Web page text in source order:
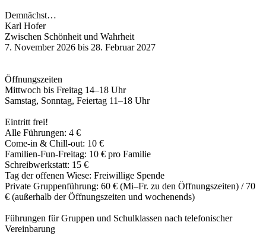
Demnächst…
Karl Hofer
Zwischen Schönheit und Wahrheit
7. November 2026 bis 28. Februar 2027
Öffnungszeiten
Mittwoch bis Freitag 14–18 Uhr
Samstag, Sonntag, Feiertag 11–18 Uhr
Eintritt frei!
Alle Führungen: 4 €
Come-in & Chill-out: 10 €
Familien-Fun-Freitag: 10 € pro Familie
Schreibwerkstatt: 15 €
Tag der offenen Wiese: Freiwillige Spende
Private Gruppenführung: 60 € (Mi–Fr. zu den Öffnungszeiten) / 70
€ (außerhalb der Öffnungszeiten und wochenends)
Führungen für Gruppen und Schulklassen nach telefonischer
Vereinbarung